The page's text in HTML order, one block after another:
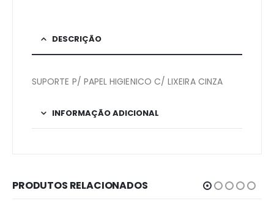
DESCRIÇÃO
SUPORTE P/ PAPEL HIGIENICO C/ LIXEIRA CINZA
INFORMAÇÃO ADICIONAL
PRODUTOS RELACIONADOS